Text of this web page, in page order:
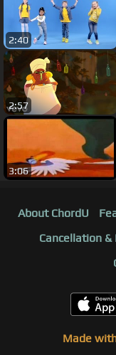
2:40
2:57
3:06
About ChordU
Cancellation &
Made